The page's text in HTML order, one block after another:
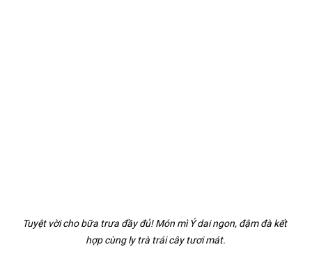
Tuyệt vời cho bữa trưa đầy đủ! Món mì Ý dai ngon, đậm đà kết
hợp cùng ly trà trái cây tươi mát.